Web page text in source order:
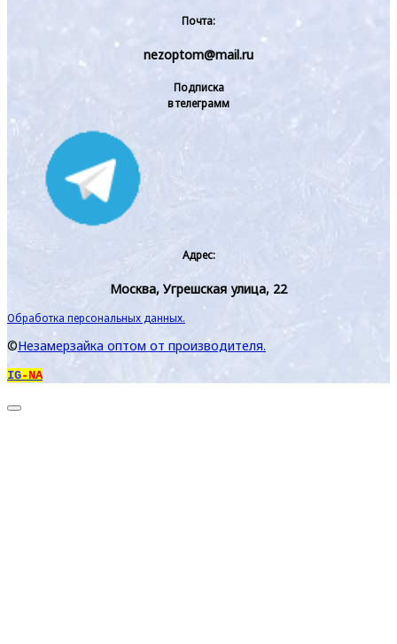
Почта:
nezoptom@mail.ru
Подписка
в телеграмм
Адрес:
Москва, Угрешская улица, 22
Обработка персональных данных.
©Незамерзайка оптом от производителя.
IG-NA